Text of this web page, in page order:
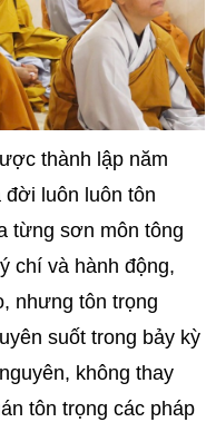
thành lập năm
luôn luôn tôn
từng sơn môn tông
chí và hành động,
nhưng tôn trọng
suốt trong bảy kỳ
không thay
tôn trọng các pháp